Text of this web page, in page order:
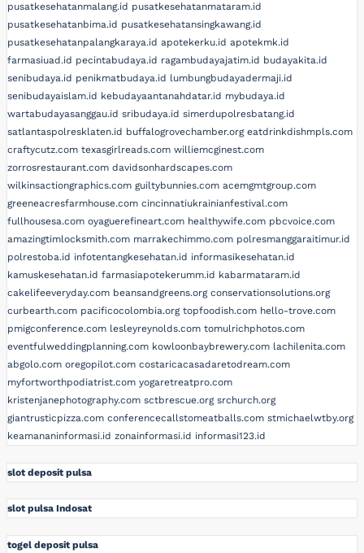
pusatkesehatanmalang.id pusatkesehatanmataram.id
pusatkesehatanbima.id pusatkesehatansingkawang.id
pusatkesehatanpalangkaraya.id apotekerku.id apotekmk.id
farmasiuad.id pecintabudaya.id ragambudayajatim.id budayakita.id
senibudaya.id penikmatbudaya.id lumbungbudayadermaji.id
senibudayaislam.id kebudayaantanahdatar.id mybudaya.id
wartabudayasanggau.id sribudaya.id simerdupolresbatang.id
satlantaspolresklaten.id buffalogrovechamber.org eatdrinkdishmpls.com
craftycutz.com texasgirlreads.com williemcginest.com
zorrosrestaurant.com davidsonhardscapes.com
wilkinsactiongraphics.com guiltybunnies.com acemgmtgroup.com
greeneacresfarmhouse.com cincinnatiukrainianfestival.com
fullhousesa.com oyaguerefineart.com healthywife.com pbcvoice.com
amazingtimlocksmith.com marrakechimmo.com polresmanggaraitimur.id
polrestoba.id infotentangkesehatan.id informasikesehatan.id
kamuskesehatan.id farmasiapotekerumm.id kabarmataram.id
cakelifeeveryday.com beansandgreens.org conservationsolutions.org
curbearth.com pacificocolombia.org topfoodish.com hello-trove.com
pmigconference.com lesleyreynolds.com tomulrichphotos.com
eventfulweddingplanning.com kowloonbaybrewery.com lachilenita.com
abgolo.com oregopilot.com costaricacasadaretodream.com
myfortworthpodiatrist.com yogaretreatpro.com
kristenjanephotography.com sctbrescue.org srchurch.org
giantrusticpizza.com conferencecallstomeatballs.com stmichaelwtby.org
keamananinformasi.id zonainformasi.id informasi123.id
slot deposit pulsa
slot pulsa Indosat
togel deposit pulsa